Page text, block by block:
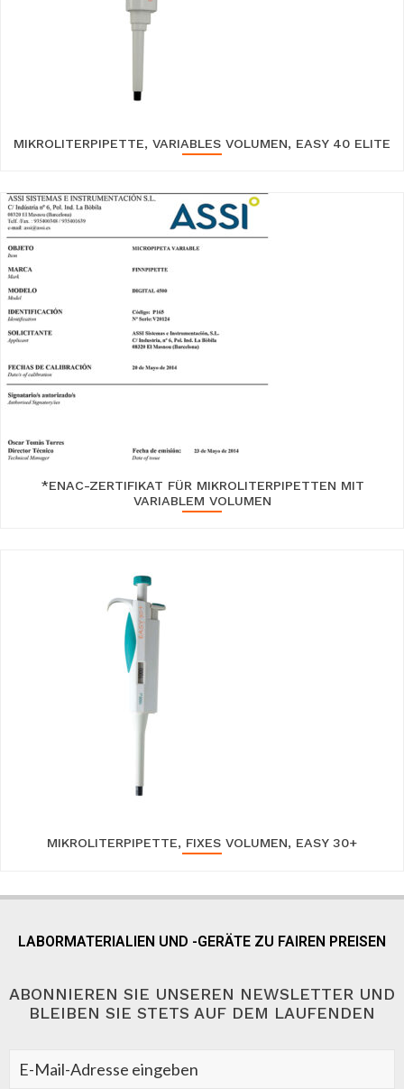
MIKROLITERPIPETTE, VARIABLES VOLUMEN, EASY 40 ELITE
*ENAC-ZERTIFIKAT FÜR MIKROLITERPIPETTEN MIT
VARIABLEM VOLUMEN
MIKROLITERPIPETTE, FIXES VOLUMEN, EASY 30+
LABORMATERIALIEN UND -GERÄTE ZU FAIREN PREISEN
ABONNIEREN SIE UNSEREN NEWSLETTER UND
BLEIBEN SIE STETS AUF DEM LAUFENDEN